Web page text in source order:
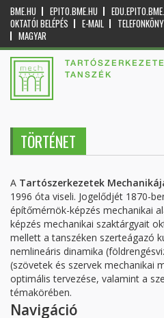
BME.HU EPITO.BME.HU
OKTATÓI BELÉPÉS
E-MAIL
MAGYAR
TANSZÉK
TÖRTÉNET
A Tartószerkezetek
1996 óta viseli. Jogelődjét 1870-
építőmérnök-képzés mechanikai
képzés mechanikai szaktárgyait
mellett a tanszéken szerteágazó
nemlineáris dinamika
(szövetek és szervek mechanikai
optimális tervezése, valamint a
témakörében.
Navigáció